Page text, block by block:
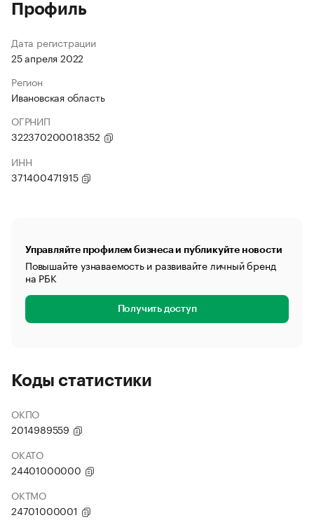
Профиль
Дата регистрации
25 апреля 2022
Регион
Ивановская область
ОГРНИП
322370200018352
ИНН
371400471915
Управляйте профилем бизнеса и публикуйте новости
Повышайте узнаваемость и развивайте личный бренд
на РБК
Получить доступ
Коды статистики
ОКПО
2014989559
ОКАТО
24401000000
ОКТМО
24701000001